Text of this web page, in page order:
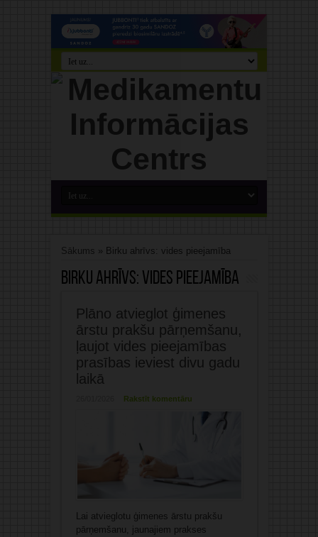
Sākums » Birku ahrīvs: vides pieejamība
Birku ahrīvs: vides pieejamība
Plāno atvieglot ģimenes
ārstu prakšu pārņemšanu,
ļaujot vides pieejamības
prasības ieviest divu gadu
laikā
Rakstīt komentāru
Lai atvieglotu ģimenes ārstu prakšu
pārņemšanu, jaunajiem prakses